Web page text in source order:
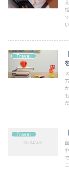
Travel
Travel